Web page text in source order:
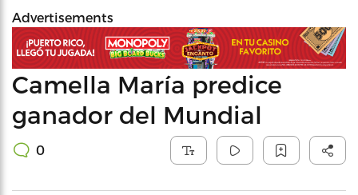
Advertisements
Camella María predice
ganador del Mundial
0